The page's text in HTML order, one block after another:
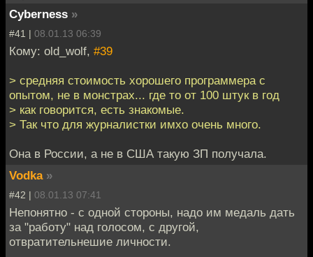
Cyberness »
#41 | 08.01.13 06:39
Кому: old_wolf, #39
> средняя стоимость хорошего программера с
опытом, не в монстрах... где то от 100 штук в год
> как говорится, есть знакомые.
> Так что для журналистки имхо очень много.
Она в России, а не в США такую ЗП получала.
Vodka »
#42 | 08.01.13 07:41
Непонятно - с одной стороны, надо им медаль дать
за "работу" над голосом, с другой,
отвратительнешие личности.